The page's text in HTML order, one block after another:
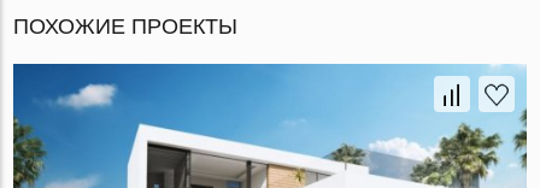
ПОХОЖИЕ ПРОЕКТЫ